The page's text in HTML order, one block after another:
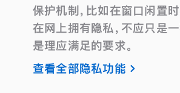
保护机制，比如在窗口闲置时
在网上拥有隐私，不应只是
是理应满足的要求。
查看全部隐私功能